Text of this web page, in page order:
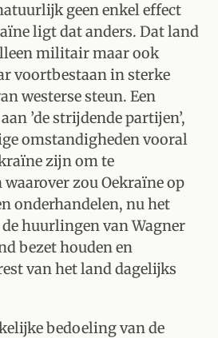
geen enkel effect
ligt dat anders. Dat land
militair maar ook
voortbestaan in sterke
westerse steun. Een
’de strijdende partijen’,
omstandigheden vooral
zijn om te
zou Oekraïne op
onderhandelen, nu het
de huurlingen van Wagner
bezet houden en
van het land dagelijks
bedoeling van de